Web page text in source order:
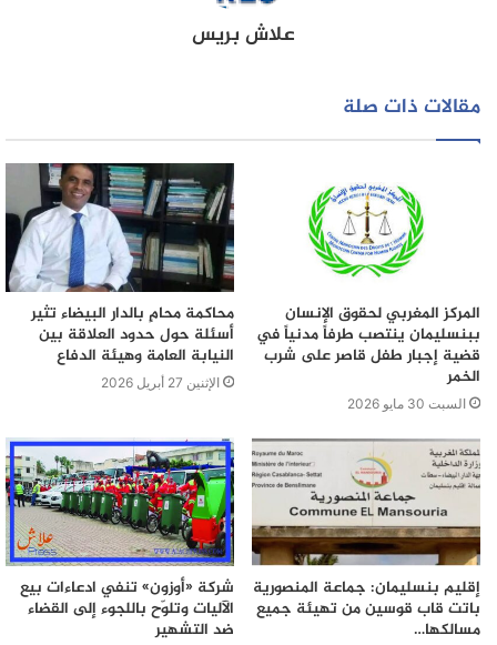
منهم أبانت التحاليل المخبرية إصابتهم بـ”فيروس كورونا”.
علاش بريس
مقالات ذات صلة
المركز المغربي لحقوق الإنسان
ببنسليمان ينتصب طرفاً مدنياً في
قضية إجبار طفل قاصر على شرب
الخمر
السبت 30 مايو 2026
محاكمة محامٍ بالدار البيضاء تثير
أسئلة حول حدود العلاقة بين
النيابة العامة وهيئة الدفاع
الإثنين 27 أبريل 2026
إقليم بنسليمان: جماعة المنصورية
باتت قاب قوسين من تهيئة جميع
مسالكها…
شركة «أوزون» تنفي ادعاءات بيع
الآليات وتلوّح باللجوء إلى القضاء
ضد التشهير